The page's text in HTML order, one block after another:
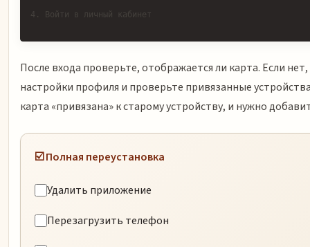
4. Войти в личный кабинет
После входа проверьте, отображается ли карта. Если
настройки профиля и проверьте привязанные
карта «привязана» к старому устройству, и нужно
☑️ Полная переустановка
Удалить приложение
Перезагрузить телефон